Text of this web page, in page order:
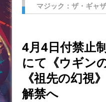
マジック：ザ・ギャ
4月4日付禁止
にて《ウギン
《祖先の幻視
解禁へ